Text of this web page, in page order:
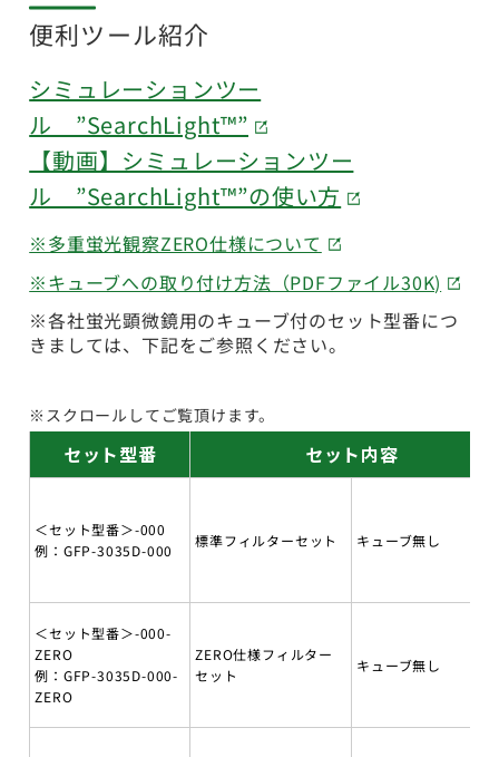
便利ツール紹介
シミュレーションツー
ル ”SearchLight™”
【動画】シミュレーションツー
ル ”SearchLight™”の使い方
※多重蛍光観察ZERO仕様について
※キューブへの取り付け方法（PDFファイル30K)
※各社蛍光顕微鏡用のキューブ付のセット型番につ
きましては、下記をご参照ください。
※スクロールしてご覧頂けます。
セット型番 セット内容
＜セット型番＞-000
例：GFP-3035D-000
標準フィルターセット キューブ無し
＜セット型番＞-000-
ZERO
例：GFP-3035D-000-
ZERO
ZERO仕様フィルター
セット
キューブ無し